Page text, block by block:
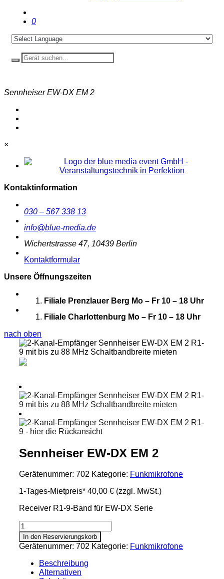
0
Sennheiser EW-DX EM 2
×
Kontaktinformation
030 – 567 338 13
info@blue-media.de
Wichertstrasse 47, 10439 Berlin
Kontaktformular
Unsere Öffnungszeiten
Filiale Prenzlauer Berg Mo – Fr 10 – 18 Uhr
Filiale Charlottenburg Mo – Fr 10 – 18 Uhr
nach oben
Sennheiser EW-DX EM 2
Gerätenummer: 702 Kategorie: Funkmikrofone
1-Tages-Mietpreis* 40,00 € (zzgl. MwSt.)
Receiver R1-9-Band für EW-DX Serie
Sennheiser
EW-
DX
EM
Menge
In den Reservierungskorb
Gerätenummer: 702 Kategorie: Funkmikrofone
Beschreibung
Alternativen